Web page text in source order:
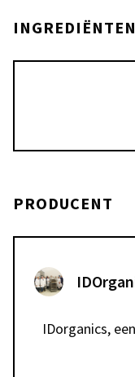
INGREDIËNTEN
PRODUCENT
IDorganics,